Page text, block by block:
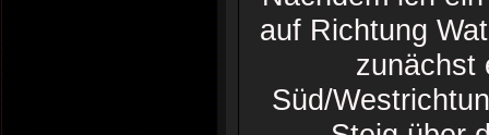
auf Richtung
zunächst
Süd/